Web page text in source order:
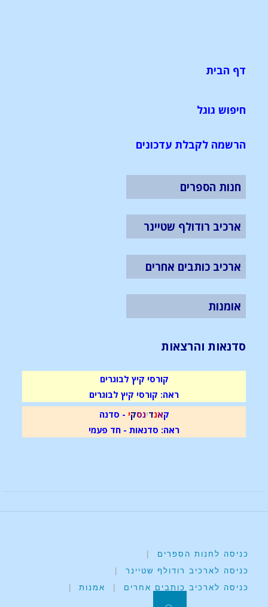
דף הבית
חיפוש גוגל
הרשמה לקבלת עדכונים
חנות הספרים
ארכיב רודולף שטיינר
ארכיב כותבים אחרים
אומנות
סדנאות והרצאות
קורסי קיץ לבוגרים
ראה: קורסי קיץ לבוגרים
קאנדינסקי - סדנה
ראה: סדנאות - חד פעמי
כניסה לחנות הספרים
|
כניסה לארכיב רודולף שטיינר
|
כניסה לארכיב כותבים אחרים
| אמנות |